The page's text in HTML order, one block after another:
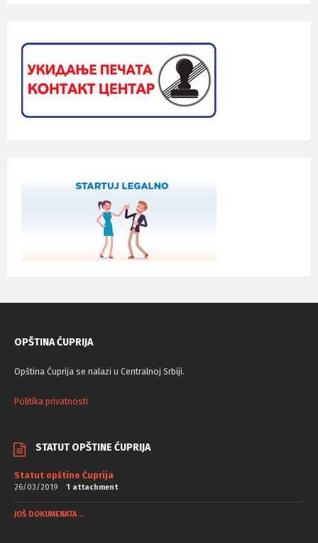
OPŠTINA ĆUPRIJA
Opština Ćuprija se nalazi u Centralnoj Srbiji.
Politika privatnosti
STATUT OPŠTINE ĆUPRIJA
Statut opštine Ćuprija
26/03/2019 1 attachment
JOŠ DOKUMENATA ..